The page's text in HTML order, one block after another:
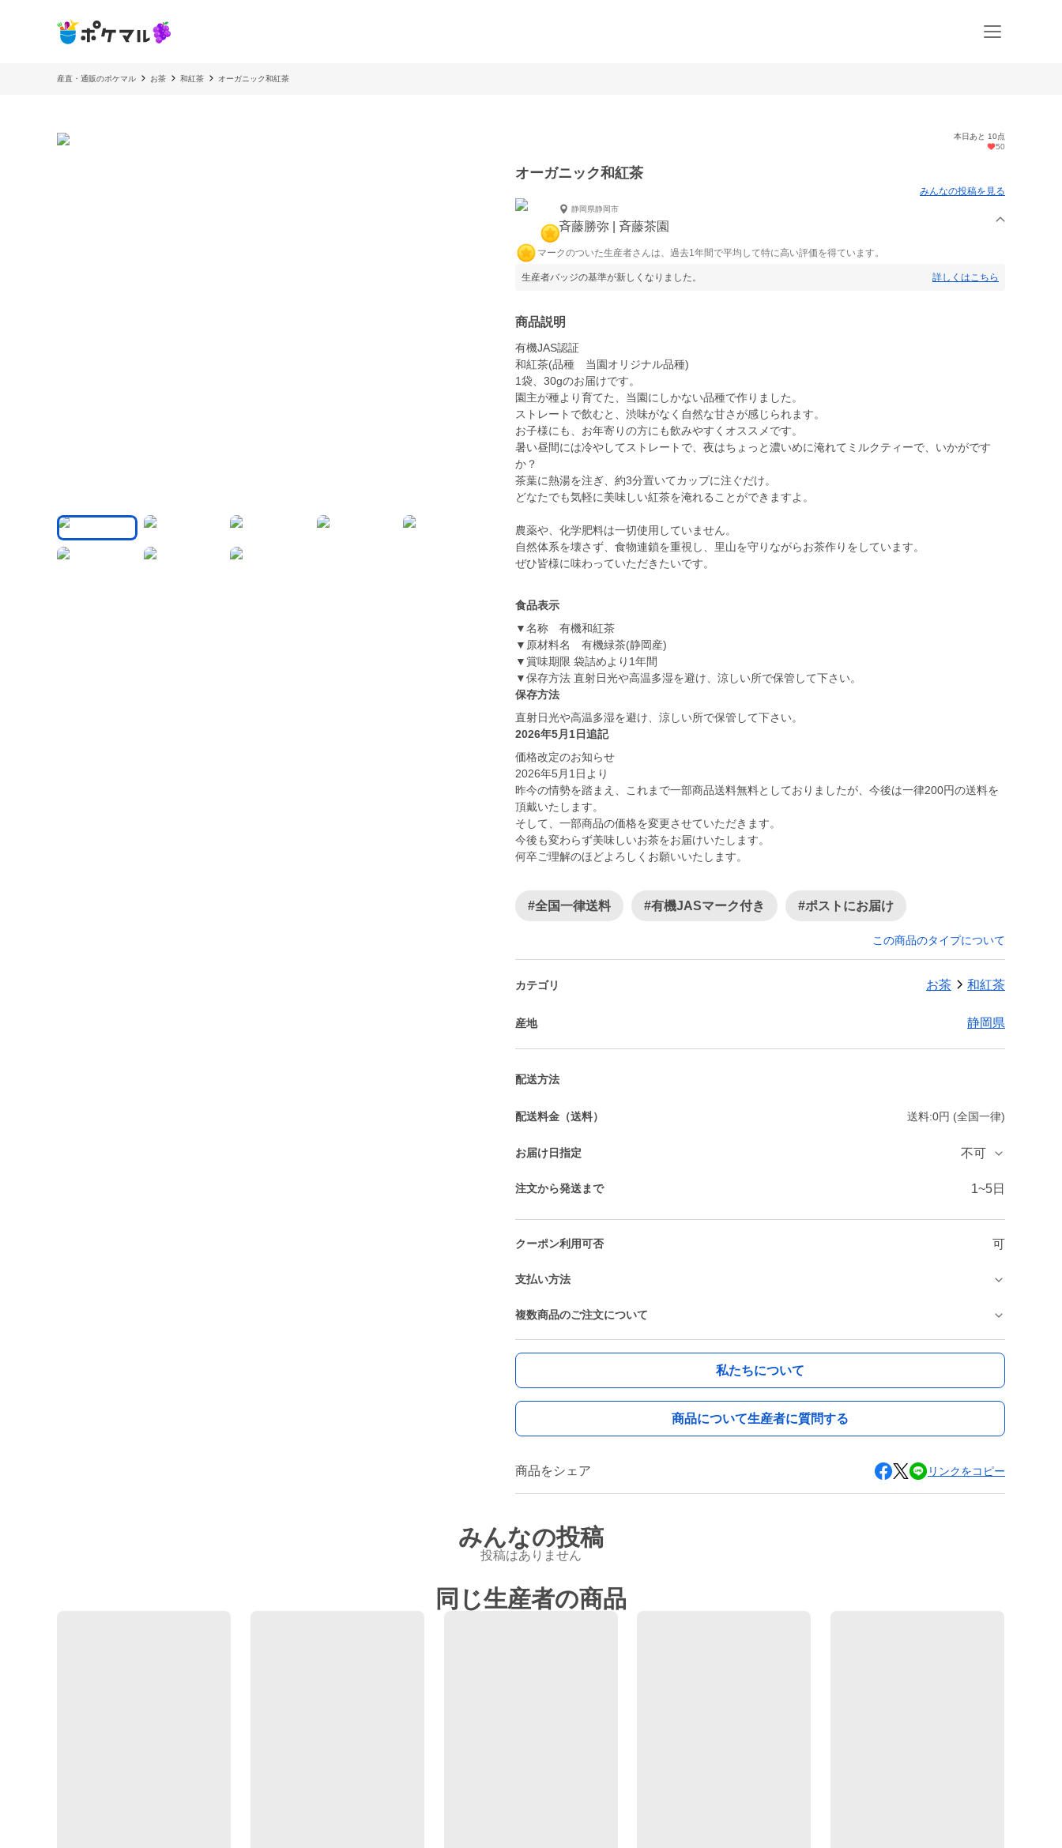
産直・通販のポケマル お茶 和紅茶 オーガニック和紅茶
本日あと 10点
50
オーガニック和紅茶
みんなの投稿を見る
静岡県静岡市
斉藤勝弥 | 斉藤茶園
マークのついた生産者さんは、過去1年間で平均して特に高い評価を得ています。
生産者バッジの基準が新しくなりました。 詳しくはこちら
商品説明
有機JAS認証
和紅茶(品種 当園オリジナル品種)
1袋、30gのお届けです。
園主が種より育てた、当園にしかない品種で作りました。
ストレートで飲むと、渋味がなく自然な甘さが感じられます。
お子様にも、お年寄りの方にも飲みやすくオススメです。
暑い昼間には冷やしてストレートで、夜はちょっと濃いめに淹れてミルクティーで、いかがです
か？
茶葉に熱湯を注ぎ、約3分置いてカップに注ぐだけ。
どなたでも気軽に美味しい紅茶を淹れることができますよ。
農薬や、化学肥料は一切使用していません。
自然体系を壊さず、食物連鎖を重視し、里山を守りながらお茶作りをしています。
ぜひ皆様に味わっていただきたいです。
食品表示
▼名称 有機和紅茶
▼原材料名 有機緑茶(静岡産)
▼賞味期限 袋詰めより1年間
▼保存方法 直射日光や高温多湿を避け、涼しい所で保管して下さい。
保存方法
直射日光や高温多湿を避け、涼しい所で保管して下さい。
2026年5月1日追記
価格改定のお知らせ
2026年5月1日より
昨今の情勢を踏まえ、これまで一部商品送料無料としておりましたが、今後は一律200円の送料を
頂戴いたします。
そして、一部商品の価格を変更させていただきます。
今後も変わらず美味しいお茶をお届けいたします。
何卒ご理解のほどよろしくお願いいたします。
#全国一律送料 #有機JASマーク付き #ポストにお届け
この商品のタイプについて
カテゴリ お茶 和紅茶
産地 静岡県
配送方法
配送料金（送料） 送料:0円 (全国一律)
お届け日指定 不可
注文から発送まで 1~5日
クーポン利用可否 可
支払い方法
複数商品のご注文について
私たちについて
商品について生産者に質問する
商品をシェア リンクをコピー
みんなの投稿
投稿はありません
同じ生産者の商品